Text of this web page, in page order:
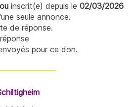
inscrit(e) depuis le 02/03/2026
seule annonce.
de réponse.
pour ce don.